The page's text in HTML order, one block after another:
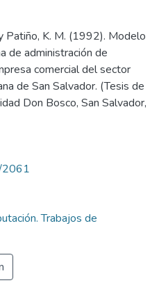
Patiño, K. M. (1992). Modelo
de administración de
comercial del sector
de San Salvador. (Tesis de
Don Bosco, San Salvador,
2061
Trabajos de